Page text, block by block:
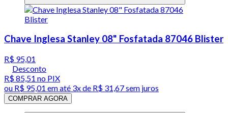
Chave Inglesa Stanley 08" Fosfatada 87046 Blister
R$ 95,01
Desconto
R$ 85,51 no PIX
ou R$ 95,01 em até 3x de R$ 31,67 sem juros
COMPRAR AGORA